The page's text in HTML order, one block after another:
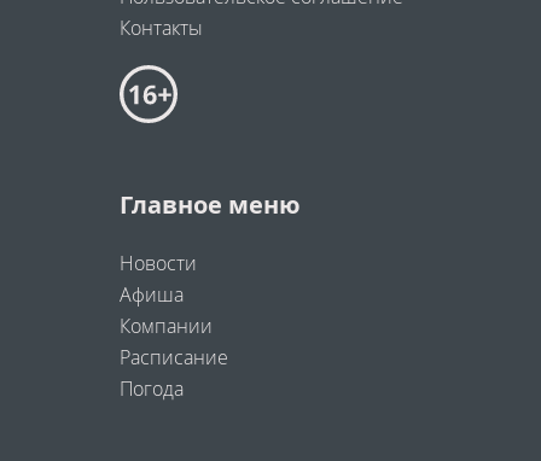
Контакты
Главное меню
Новости
Афиша
Компании
Расписание
Погода